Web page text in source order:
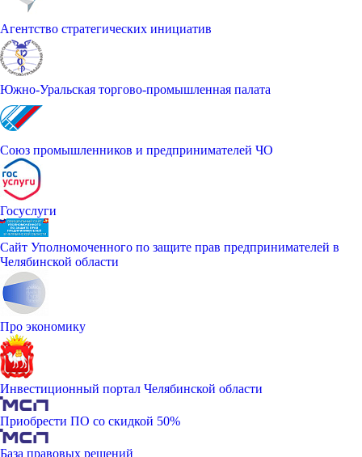
Агентство стратегических инициатив
Южно-Уральская торгово-промышленная палата
Союз промышленников и предпринимателей ЧО
Госуслуги
Сайт Уполномоченного по защите прав предпринимателей в
Челябинской области
Про экономику
Инвестиционный портал Челябинской области
Приобрести ПО со скидкой 50%
База правовых решений